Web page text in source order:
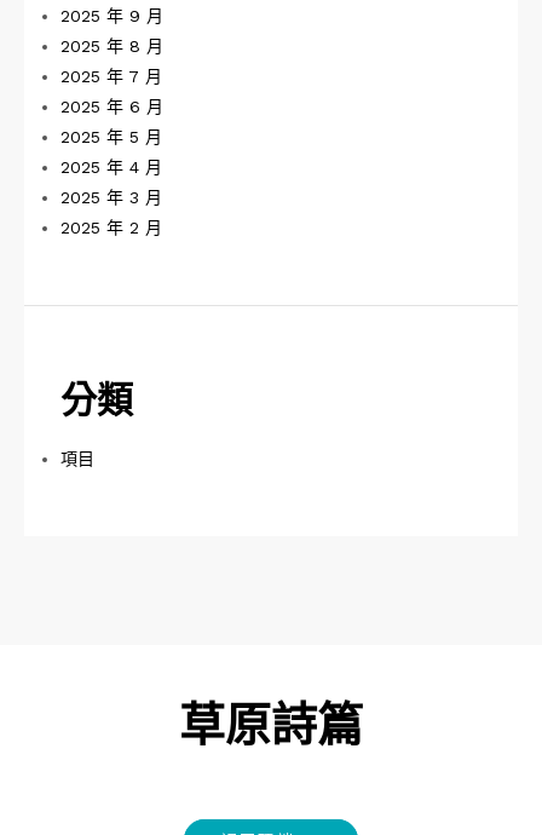
2025 年 9 月
2025 年 8 月
2025 年 7 月
2025 年 6 月
2025 年 5 月
2025 年 4 月
2025 年 3 月
2025 年 2 月
分類
項目
草原詩篇